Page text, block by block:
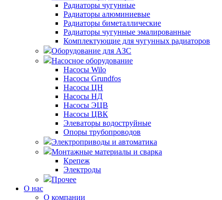
Радиаторы чугунные
Радиаторы алюминиевые
Радиаторы биметаллические
Радиаторы чугунные эмалированные
Комплектующие для чугунных радиаторов
Оборудование для АЗС
Насосное оборудование
Насосы Wilo
Насосы Grundfos
Насосы ЦН
Насосы НД
Насосы ЭЦВ
Насосы ЦВК
Элеваторы водоструйные
Опоры трубопроводов
Электроприводы и автоматика
Монтажные материалы и сварка
Крепеж
Электроды
Прочее
О нас
О компании